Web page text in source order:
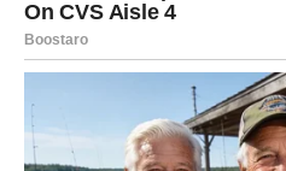
PREPOZNAVANJE
Za Bika, praznici su vreme
sudbinskog prepoznavanja.
odano i iskreno, ali često